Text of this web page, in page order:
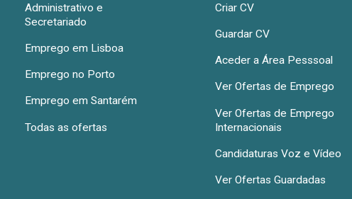
Administrativo e
Secretariado
Emprego em Lisboa
Emprego no Porto
Emprego em Santarém
Todas as ofertas
Criar CV
Guardar CV
Aceder a Área Pesssoal
Ver Ofertas de Emprego
Ver Ofertas de Emprego
Internacionais
Candidaturas Voz e Vídeo
Ver Ofertas Guardadas